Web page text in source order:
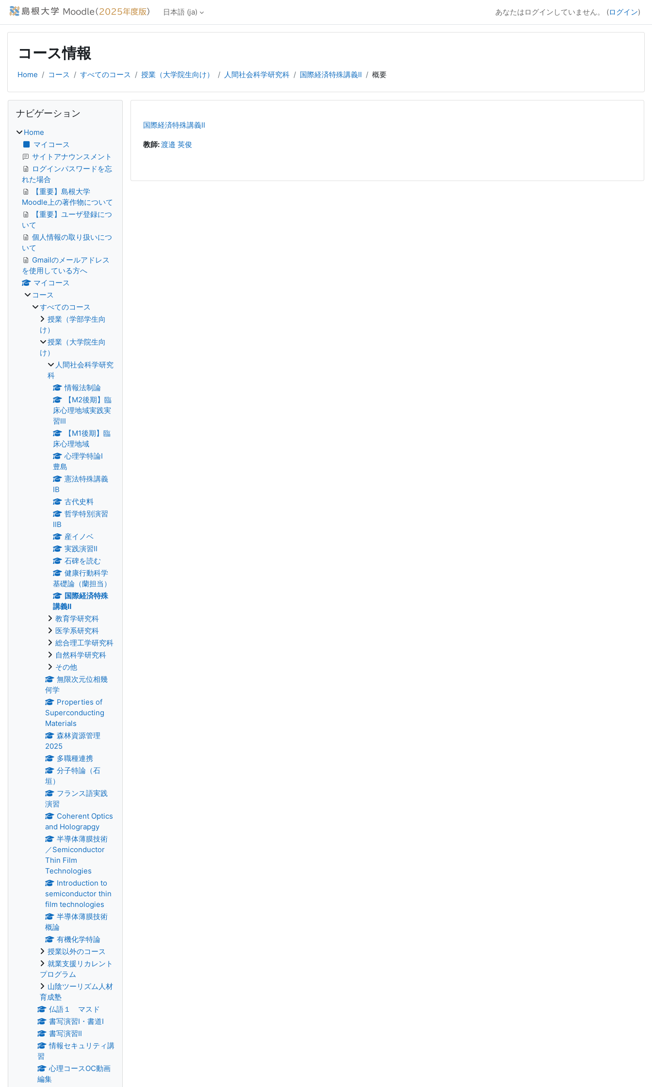
メインコンテンツへスキップする
日本語 ‎(ja)‎ あなたはログインしていません。 (ログイン)
コース情報
Home コース すべてのコース 授業（大学院生向け） 人間社会科学研究科 国際経済特殊講義Ⅱ 概要
国際経済特殊講義Ⅱ
教師:渡邉 英俊
ブロック
ナビゲーション
Home
マイコース
サイトアナウンスメント
ログインパスワードを忘
れた場合
【重要】島根大学
Moodle上の著作物について
【重要】ユーザ登録につ
いて
個人情報の取り扱いにつ
いて
Gmailのメールアドレス
を使用している方へ
マイコース
コース
すべてのコース
授業（学部学生向
け）
授業（大学院生向
け）
人間社会科学研究
科
情報法制論
【M2後期】臨
床心理地域実践実
習Ⅲ
【M1後期】臨
床心理地域
心理学特論Ⅰ
豊島
憲法特殊講義
IB
古代史料
哲学特別演習
ⅡB
産イノベ
実践演習Ⅱ
石碑を読む
健康行動科学
基礎論（蘭担当）
国際経済特殊
講義Ⅱ
教育学研究科
医学系研究科
総合理工学研究科
自然科学研究科
その他
無限次元位相幾
何学
Properties of
Superconducting
Materials
森林資源管理
2025
多職種連携
分子特論（石
垣）
フランス語実践
演習
Coherent Optics
and Holograpgy
半導体薄膜技術
／Semiconductor
Thin Film
Technologies
Introduction to
semiconductor thin
film technologies
半導体薄膜技術
概論
有機化学特論
授業以外のコース
就業支援リカレント
プログラム
山陰ツーリズム人材
育成塾
仏語１ マスド
書写演習Ⅰ・書道Ⅰ
書写演習Ⅱ
情報セキュリティ講
習
心理コースOC動画
編集